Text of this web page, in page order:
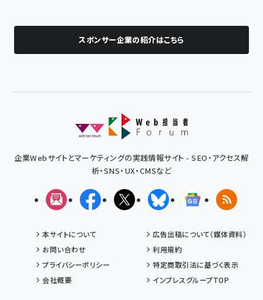
スポンサー企業の紹介はこちら
企業Webサイトとマーケティングの実践情報サイト - SEO・アクセス解
析・SNS・UX・CMSなど
メルマガFacebookX(エックス)BlueskyGoogleニュ
RSS
本サイトについて
広告出稿について（媒体資料）
お問い合わせ
利用規約
プライバシーポリシー
特定商取引法に基づく表示
会社概要
インプレスグループTOP